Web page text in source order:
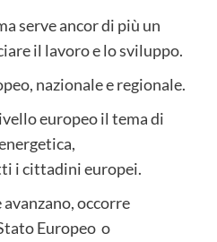
serve ancor di più un
il lavoro e lo sviluppo.
nazionale e regionale.
europeo il tema di
i cittadini europei.
occorre
Europeo o